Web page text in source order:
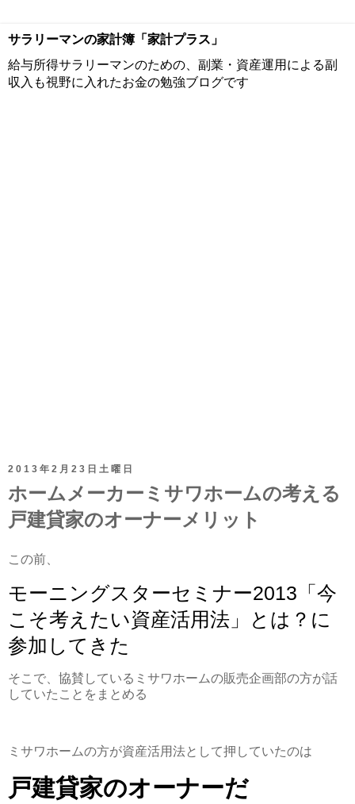
サラリーマンの家計簿「家計プラス」
給与所得サラリーマンのための、副業・資産運用による副
収入も視野に入れたお金の勉強ブログです
2013年2月23日土曜日
ホームメーカーミサワホームの考える
戸建貸家のオーナーメリット
この前、
モーニングスターセミナー2013「今
こそ考えたい資産活用法」とは？に
参加してきた
そこで、協賛しているミサワホームの販売企画部の方が話
していたことをまとめる
ミサワホームの方が資産活用法として押していたのは
戸建貸家のオーナーだ